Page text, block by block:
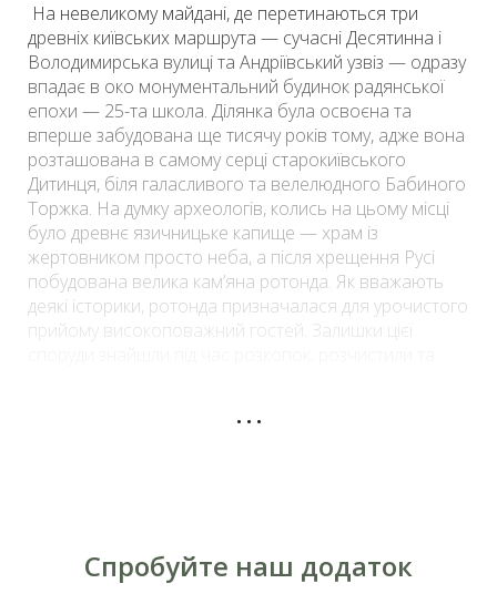
На невеликому майдані, де перетинаються три
древніх київських маршрута — сучасні Десятинна і
Володимирська вулиці та Андріївський узвіз — одразу
впадає в око монументальний будинок радянської
епохи — 25-та школа. Ділянка була освоєна та
вперше забудована ще тисячу років тому, адже вона
розташована в самому серці старокиївського
Дитинця, біля галасливого та велелюдного Бабиного
Торжка. На думку археологів, колись на цьому місці
було древнє язичницьке капище — храм із
жертовником просто неба, а після хрещення Русі
побудована велика кам’яна ротонда. Як вважають
деякі історики, ротонда призначалася для урочистого
прийому високоповажний гостей. Залишки цієї
...
Спробуйте наш додаток